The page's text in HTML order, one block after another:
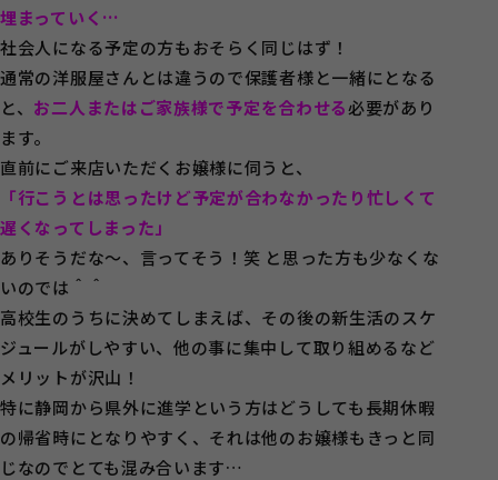
埋まっていく…
社会人になる予定の方もおそらく同じはず！
通常の洋服屋さんとは違うので保護者様と一緒にとなる
と、 お二人またはご家族様で予定を合わせる必要があり
ます。
直前にご来店いただくお嬢様に伺うと、
「行こうとは思ったけど予定が合わなかったり忙しくて
遅くなってしまった」
ありそうだな～、言ってそう！笑 と思った方も少なくな
いのでは＾＾
高校生のうちに決めてしまえば、その後の新生活のスケ
ジュールがしやすい、他の事に集中して取り組めるなど
メリットが沢山！
特に静岡から県外に進学という方はどうしても長期休暇
の帰省時にとなりやすく、それは他のお嬢様もきっと同
じなのでとても混み合います…